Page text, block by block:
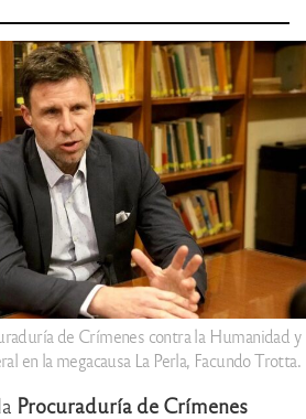
de Crímenes contra la Humanidad y
en la megacausa La Perla, Facundo Trotta.
Procuraduría de Crímenes